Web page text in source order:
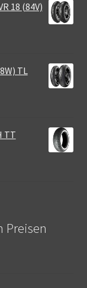
18 (84V)
TL
TT
Preisen